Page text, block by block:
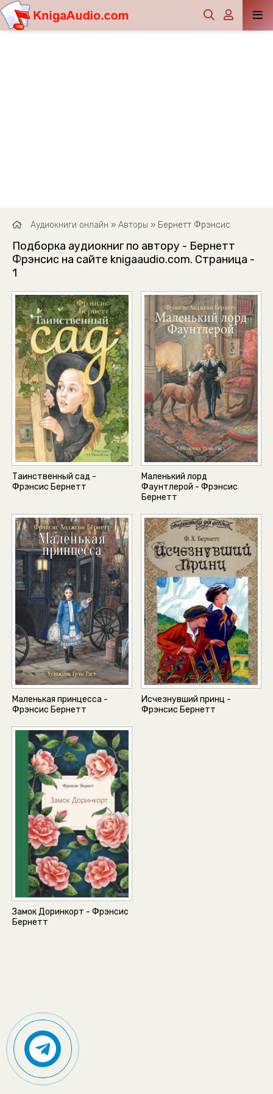
Аудиокниги онлайн » Авторы » Бернетт Фрэнсис
Подборка аудиокниг по автору - Бернетт
Фрэнсис на сайте knigaaudio.com. Страница -
1
Таинственный сад -
Фрэнсис Бернетт
Маленький лорд
Фаунтлерой - Фрэнсис
Бернетт
Маленькая принцесса -
Фрэнсис Бернетт
Исчезнувший принц -
Фрэнсис Бернетт
Замок Доринкорт - Фрэнсис
Бернетт